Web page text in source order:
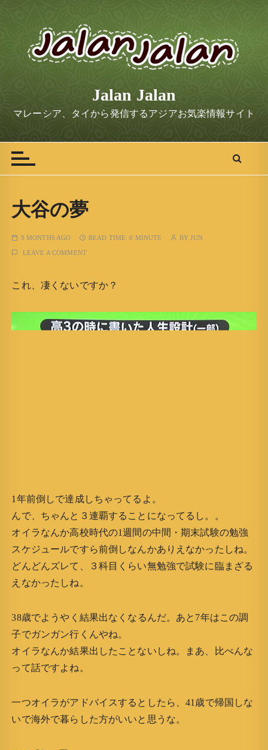
t
Jalan Jalan
マレーシア、タイから発信するアジアお気楽情報サイト
大谷の夢
9 MONTHS AGO READ TIME:0 MINUTE BYJUN
LEAVE A COMMENT
これ、凄くないですか？
1年前倒しで達成しちゃってるよ。
んで、ちゃんと３連覇することになってるし。。
オイラなんか高校時代の1週間の中間・期末試験の勉強
スケジュールですら前倒しなんかありえなかったしね。
どんどんズレて、３科目くらい無勉強で試験に臨まざる
えなかったしね。
38歳でようやく結果出なくなるんだ。あと7年はこの調
子でガンガン行くんやね。
オイラなんか結果出したことないしね。まあ、比べんな
って話ですよね。
一つオイラがアドバイスするとしたら、41歳で帰国しな
いで海外で暮らした方がいいと思うな。